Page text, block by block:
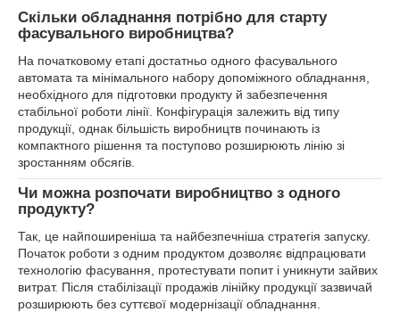
Скільки обладнання потрібно для старту
фасувального виробництва?
На початковому етапі достатньо одного фасувального
автомата та мінімального набору допоміжного обладнання,
необхідного для підготовки продукту й забезпечення
стабільної роботи лінії. Конфігурація залежить від типу
продукції, однак більшість виробництв починають із
компактного рішення та поступово розширюють лінію зі
зростанням обсягів.
Чи можна розпочати виробництво з одного
продукту?
Так, це найпоширеніша та найбезпечніша стратегія запуску.
Початок роботи з одним продуктом дозволяє відпрацювати
технологію фасування, протестувати попит і уникнути зайвих
витрат. Після стабілізації продажів лінійку продукції зазвичай
розширюють без суттєвої модернізації обладнання.